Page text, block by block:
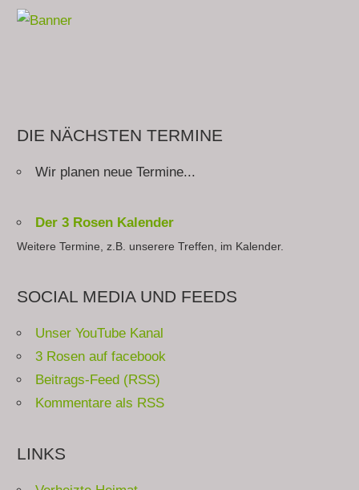
DIE NÄCHSTEN TERMINE
Wir planen neue Termine...
Der 3 Rosen Kalender
Weitere Termine, z.B. unserere Treffen, im Kalender.
SOCIAL MEDIA UND FEEDS
Unser YouTube Kanal
3 Rosen auf facebook
Beitrags-Feed (RSS)
Kommentare als RSS
LINKS